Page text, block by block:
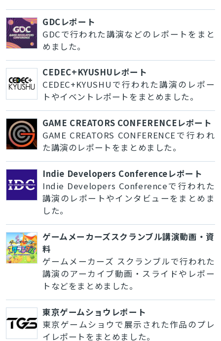
GDCレポート
GDCで行われた講演などのレポートをまと
めました。
CEDEC+KYUSHUレポート
CEDEC+KYUSHUで行われた講演のレポー
トやイベントレポートをまとめました。
GAME CREATORS CONFERENCEレポート
GAME CREATORS CONFERENCEで行われ
た講演のレポートをまとめました。
Indie Developers Conferenceレポート
Indie Developers Conferenceで行われた
講演のレポートやインタビューをまとめま
した。
ゲームメーカーズスクランブル講演動画・資
料
ゲームメーカーズ スクランブルで行われた
講演のアーカイブ動画・スライドやレポー
トなどをまとめました。
東京ゲームショウレポート
東京ゲームショウで展示された作品のプレ
イレポートをまとめました。